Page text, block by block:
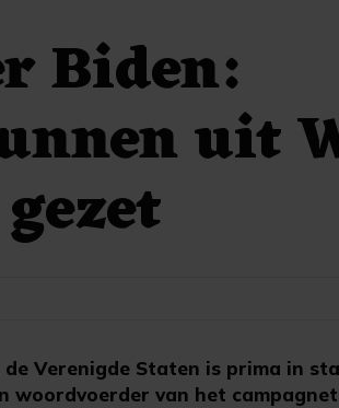
Biden:
uit
de Verenigde Staten is prima in
van het